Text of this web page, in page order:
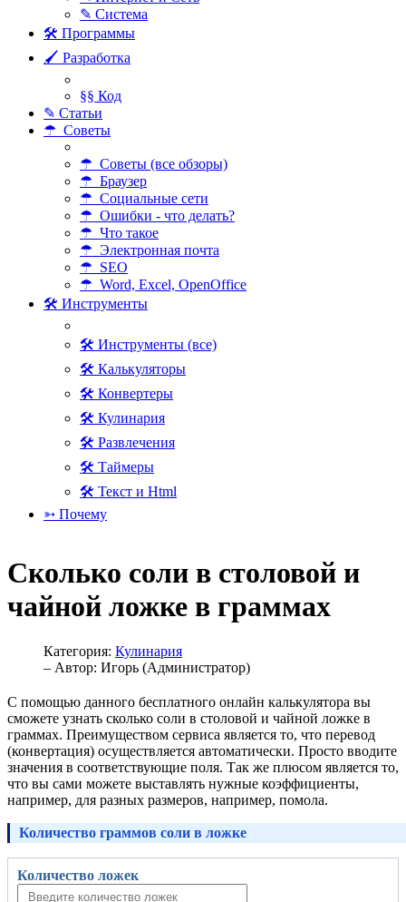
✎ Система
🛠 Программы
🖌 Разработка
§§ Код
✎ Статьи
☂ Советы
☂ Советы (все обзоры)
☂ Браузер
☂ Социальные сети
☂ Ошибки - что делать?
☂ Что такое
☂ Электронная почта
☂ SEO
☂ Word, Excel, OpenOffice
🛠 Инструменты
🛠 Инструменты (все)
🛠 Калькуляторы
🛠 Конвертеры
🛠 Кулинария
🛠 Развлечения
🛠 Таймеры
🛠 Текст и Html
➳ Почему
Сколько соли в столовой и
чайной ложке в граммах
Категория: Кулинария
– Автор: Игорь (Администратор)
С помощью данного бесплатного онлайн калькулятора вы
сможете узнать сколько соли в столовой и чайной ложке в
граммах. Преимуществом сервиса является то, что перевод
(конвертация) осуществляется автоматически. Просто вводите
значения в соответствующие поля. Так же плюсом является то,
что вы сами можете выставлять нужные коэффициенты,
например, для разных размеров, например, помола.
Количество граммов соли в ложке
Количество ложек